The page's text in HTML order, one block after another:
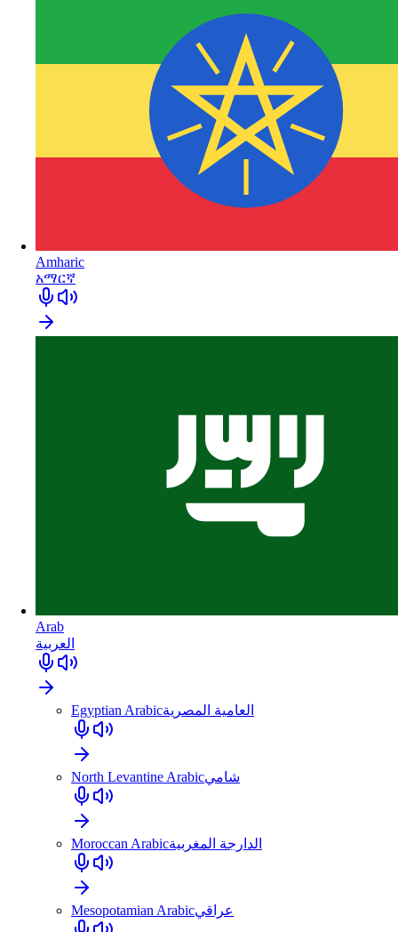
Amharic
አማርኛ
Arab
العربية
Egyptian Arabicالعامية المصرية
North Levantine Arabicشامي
Moroccan Arabicالدارجة المغربية
Mesopotamian Arabicعراقي